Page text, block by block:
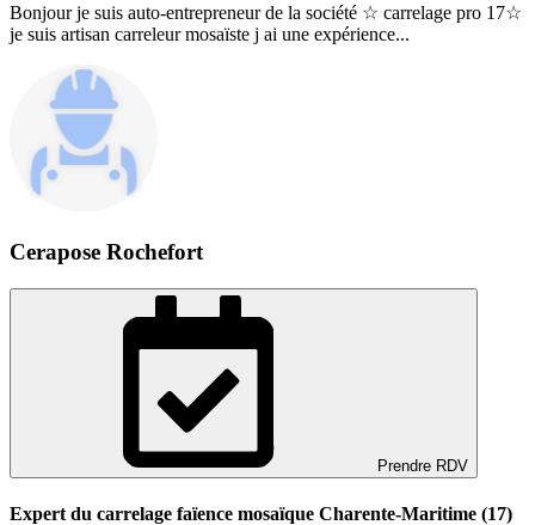
Bonjour je suis auto-entrepreneur de la société ☆ carrelage pro 17☆
je suis artisan carreleur mosaïste j ai une expérience...
Cerapose Rochefort
Prendre RDV
Expert du carrelage faïence mosaïque Charente-Maritime (17)